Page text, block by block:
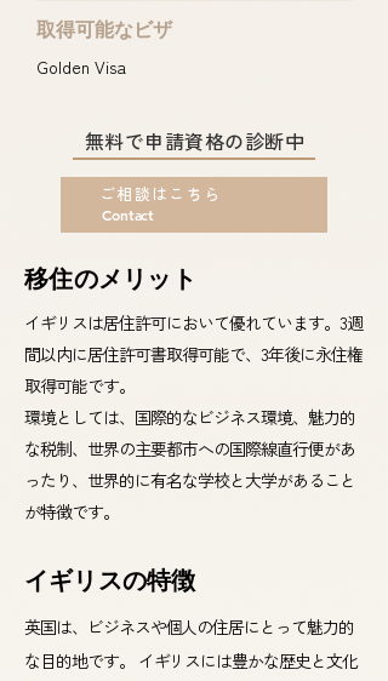
取得可能なビザ
Golden Visa
無料で申請資格の診断中
ご相談はこちら
Contact
移住のメリット
イギリスは居住許可において優れています。3週
間以内に居住許可書取得可能で、3年後に永住権
取得可能です。
環境としては、国際的なビジネス環境、魅力的
な税制、世界の主要都市への国際線直行便があ
ったり、世界的に有名な学校と大学があること
が特徴です。
イギリスの特徴
英国は、ビジネスや個人の住居にとって魅力的
な目的地です。 イギリスには豊かな歴史と文化